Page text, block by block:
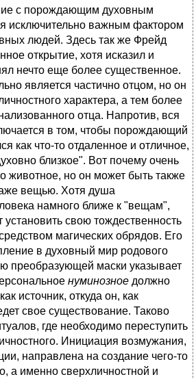
с порождающим духовным
исключительно важным фактором
людей. Здесь так же Фрейд
открытие, хотя исказил и
нечто еще более существенное.
является частично отцом, но он
характера, а тем более
отца. Напротив, вся
в том, чтобы порождающий
как что-то отдаленное и отличное,
близкое". Вот почему очень
животное, но он может быть также
вещью. Хотя душа
намного ближе к "вещам",
свою тождественность
магических обрядов. Его
в духовный мир родового
преобразующей маски указывает
нуминозное должно
источник, откуда он, как
свое существование. Таково
где необходимо переступить
Инициация возмужания,
направлена на создание чего-то
а именно сверхличностной и